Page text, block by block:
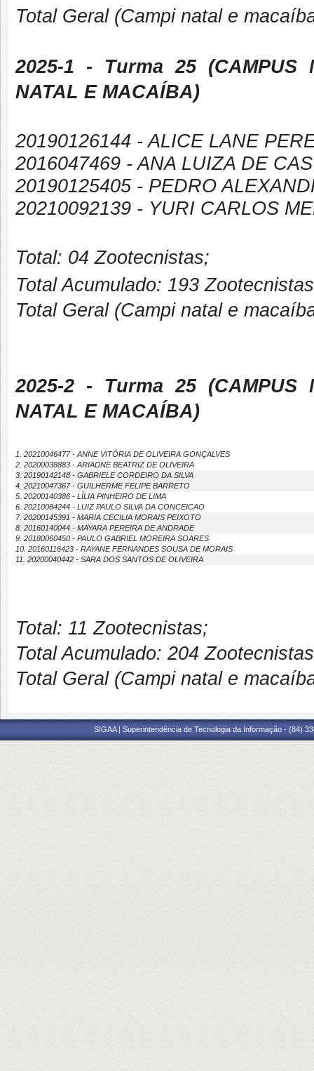
Total Geral (Campi natal e
2025-1 - Turma 25 (CAMPUS
NATAL E MACAÍBA)
20190126144 - ALICE LANE
2016047469 - ANA LUIZA DE
20190125405 - PEDRO
20210092139 - YURI CARLOS
Total: 04 Zootecnistas;
Total Acumulado: 193
Total Geral (Campi natal e
2025-2 - Turma 25 (CAMPUS
NATAL E MACAÍBA)
1. 20210046477 - ANNE VITÓRIA DE OLIVEIRA GONÇALVES
2. 20200038883 - ARIADNE BEATRIZ DE OLIVEIRA
3. 20190142148 - GABRIELE CORDEIRO DA SILVA
4. 20210047367 - GUILHERME FELIPE BARRETO
5. 20200140386 - LÍLIA PINHEIRO DE LIMA
6. 20210084244 - LUIZ PAULO SILVA DA CONCEICAO
7. 20200145391 - MARIA CECILIA MORAIS PEIXOTO
8. 20160140044 - MAYARA PEREIRA DE ANDRADE
9. 20180060450 - PAULO GABRIEL MOREIRA SOARES
10. 20160116423 - RAYANE FERNANDES SOUSA DE MORAIS
11. 20200040442 - SARA DOS SANTOS DE OLIVEIRA
Total: 11 Zootecnistas;
Total Acumulado: 204
Total Geral (Campi natal e
SIGAA | Superintendência de Tecnologia da Informação - (84)